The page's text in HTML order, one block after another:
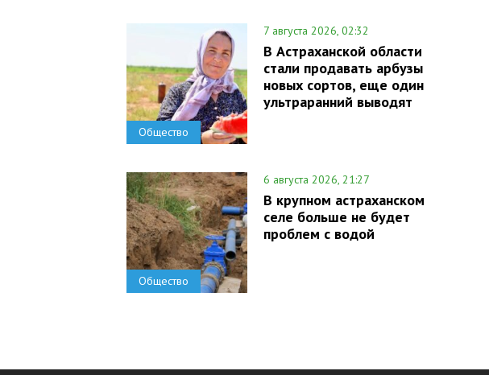
Общество
7 августа 2026, 02:32
В Астраханской области
стали продавать арбузы
новых сортов, еще один
ультраранний выводят
Общество
6 августа 2026, 21:27
В крупном астраханском
селе больше не будет
проблем с водой